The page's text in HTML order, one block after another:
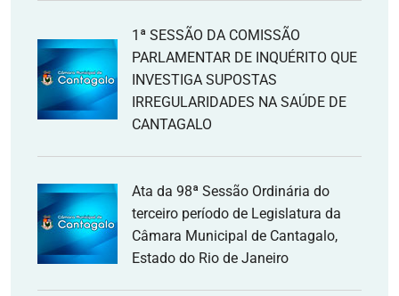
1ª SESSÃO DA COMISSÃO
PARLAMENTAR DE INQUÉRITO QUE
INVESTIGA SUPOSTAS
IRREGULARIDADES NA SAÚDE DE
CANTAGALO
Ata da 98ª Sessão Ordinária do
terceiro período de Legislatura da
Câmara Municipal de Cantagalo,
Estado do Rio de Janeiro